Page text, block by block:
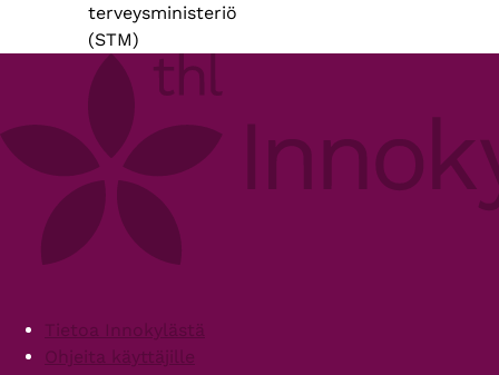
terveysministeriö
(STM)
FooterTietoa Innokylästä
Ohjeita käyttäjille